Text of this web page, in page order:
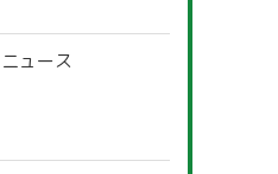
探究ガイド
ニュース